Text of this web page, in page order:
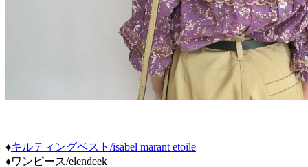
♦キルティングベスト/isabel marant etoile
♦ワンピース/elendeek